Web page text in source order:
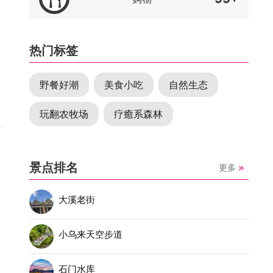
热门标签
野餐好潮 美食小吃 自然生态
玩翻农牧场 疗癒系森林
景点排名 更多
大溪老街
小乌来天空步道
石门水库